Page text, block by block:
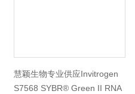
慧颖生物专业供应Invitrogen
S7568 SYBR® Green II RNA